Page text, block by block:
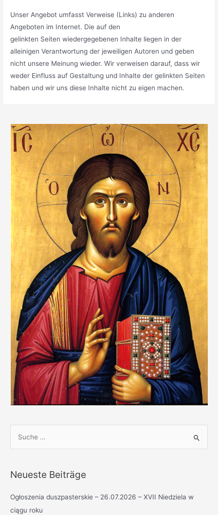
Unser Angebot umfasst Verweise (Links) zu anderen
Angeboten im Internet. Die auf den
gelinkten Seiten wiedergegebenen Inhalte liegen in der
alleinigen Verantwortung der jeweiligen Autoren und geben
nicht unsere Meinung wieder. Wir verweisen darauf, dass wir
weder Einfluss auf Gestaltung und Inhalte der gelinkten Seiten
haben und wir uns diese Inhalte nicht zu eigen machen.
h
n
n
Neueste Beiträge
Ogłoszenia duszpasterskie – 26.07.2026 – XVII Niedziela w
ciągu roku